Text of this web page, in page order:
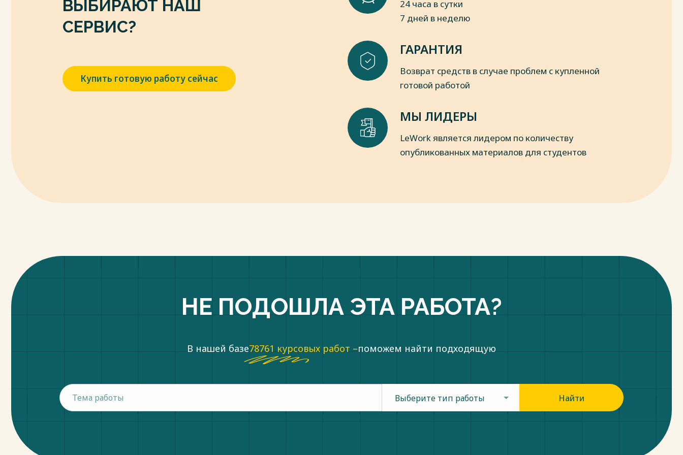
ВЫБИРАЮТ НАШ
СЕРВИС?
Купить готовую работу сейчас
24 часа в сутки
7 дней в неделю
ГАРАНТИЯ
Возврат средств в случае проблем с купленной
готовой работой
МЫ ЛИДЕРЫ
LeWork является лидером по количеству
опубликованных материалов для студентов
НЕ ПОДОШЛА ЭТА РАБОТА?
В нашей базе78761 курсовых работ –поможем найти подходящую
Выберите тип работы Найти